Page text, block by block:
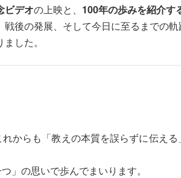
ビデオの上映と、 100年の歩みを紹介す
後の発展、そして今日に至るまでの
した。
からも「教えの本質を誤らずに伝え
」の思いで歩んでまいります。